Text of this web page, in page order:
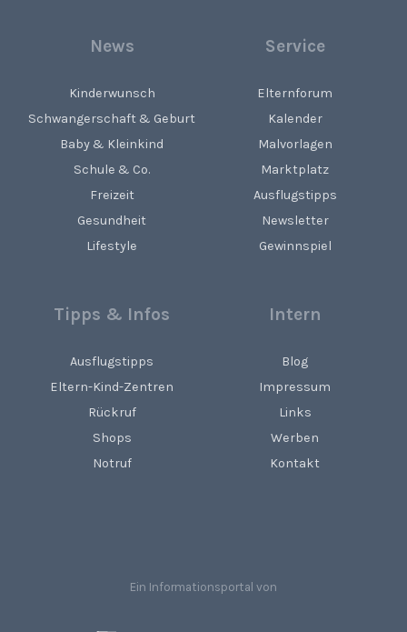
News
Kinderwunsch
Schwangerschaft & Geburt
Baby & Kleinkind
Schule & Co.
Freizeit
Gesundheit
Lifestyle
Service
Elternforum
Kalender
Malvorlagen
Marktplatz
Ausflugstipps
Newsletter
Gewinnspiel
Tipps & Infos
Ausflugstipps
Eltern-Kind-Zentren
Rückruf
Shops
Notruf
Intern
Blog
Impressum
Links
Werben
Kontakt
Ein Informationsportal von